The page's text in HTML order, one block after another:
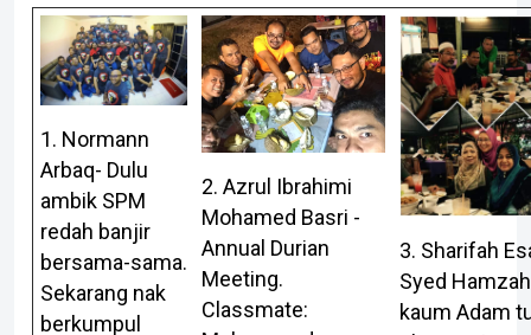
1. Normann
Arbaq- Dulu
ambik SPM
redah banjir
bersama-sama.
Sekarang nak
berkumpul
2. Azrul Ibrahimi
Mohamed Basri -
Annual Durian
Meeting.
Classmate:
3. Sharifah
Syed
kaum Adam